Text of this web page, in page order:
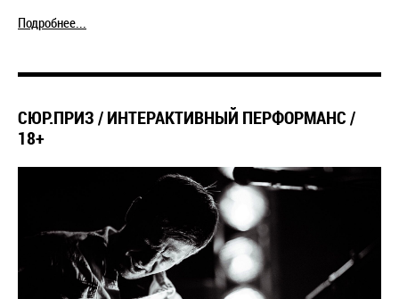
Подробнее...
СЮР.ПРИЗ / ИНТЕРАКТИВНЫЙ ПЕРФОРМАНС /
18+